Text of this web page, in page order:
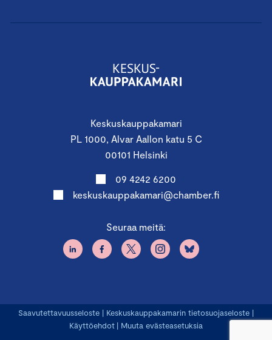
Keskuskauppakamari
PL 1000, Alvar Aallon katu 5 C
00101 Helsinki
09 4242 6200
keskuskauppakamari@chamber.fi
Seuraa meitä:
Saavutettavuusseloste | Keskuskauppakamarin tietosuojaseloste |
Käyttöehdot | Muuta evästeasetuksia